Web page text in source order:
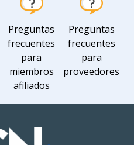
Preguntas
frecuentes
para
miembros
afiliados
Preguntas
frecuentes
para
proveedores